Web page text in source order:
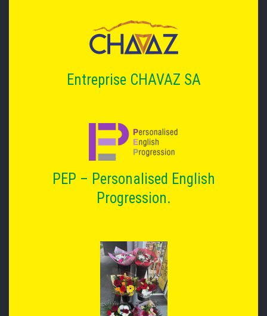
Entreprise CHAVAZ SA
PEP – Personalised English
Progression.